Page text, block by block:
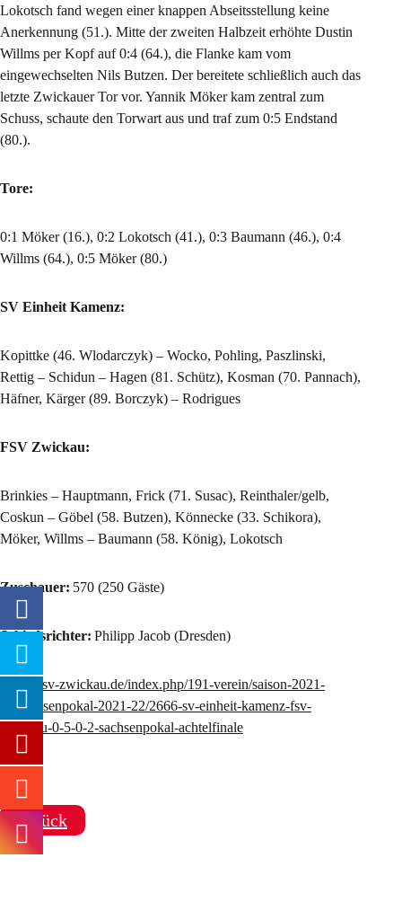
Lokotsch fand wegen einer knappen Abseitsstellung keine
Anerkennung (51.). Mitte der zweiten Halbzeit erhöhte Dustin
Willms per Kopf auf 0:4 (64.), die Flanke kam vom
eingewechselten Nils Butzen. Der bereitete schließlich auch das
letzte Zwickauer Tor vor. Yannik Möker kam zentral zum
Schuss, schaute den Torwart aus und traf zum 0:5 Endstand
(80.).
Tore:
0:1 Möker (16.), 0:2 Lokotsch (41.), 0:3 Baumann (46.), 0:4
Willms (64.), 0:5 Möker (80.)
SV Einheit Kamenz:
Kopittke (46. Wlodarczyk) – Wocko, Pohling, Paszlinski,
Rettig – Schidun – Hagen (81. Schütz), Kosman (70. Pannach),
Häfner, Kärger (89. Borczyk) – Rodrigues
FSV Zwickau:
Brinkies – Hauptmann, Frick (71. Susac), Reinthaler/gelb,
Coskun – Göbel (58. Butzen), Könnecke (33. Schikora),
Möker, Willms – Baumann (58. König), Lokotsch
Zuschauer: 570 (250 Gäste)
Schiedsrichter: Philipp Jacob (Dresden)
https://fsv-zwickau.de/index.php/191-verein/saison-2021-
22/sachsenpokal-2021-22/2666-sv-einheit-kamenz-fsv-
zwickau-0-5-0-2-sachsenpokal-achtelfinale
zurück